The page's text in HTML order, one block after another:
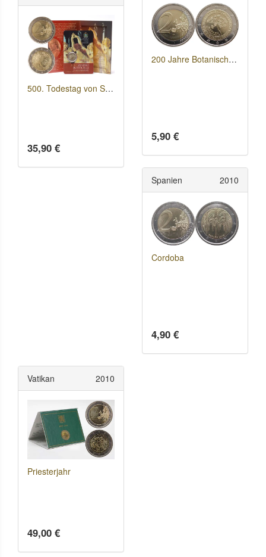
500. Todestag von Sandro Botticelli
35,90 €
200 Jahre Botanischer Garten Ljubljana
5,90 €
Spanien 2010
Cordoba
4,90 €
Vatikan 2010
Priesterjahr
49,00 €